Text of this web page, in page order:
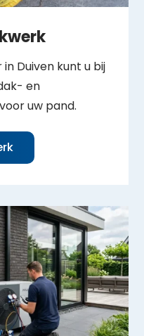
Duiven kunt u bij
en
uw pand.